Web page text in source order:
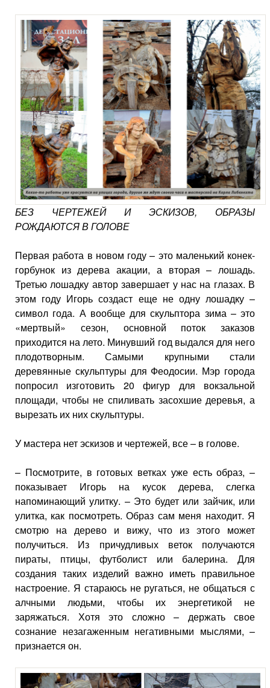
БЕЗ ЧЕРТЕЖЕЙ И ЭСКИЗОВ, ОБРАЗЫ
РОЖДАЮТСЯ В ГОЛОВЕ
Первая работа в новом году – это маленький конек-
горбунок из дерева акации, а вторая – лошадь.
Третью лошадку автор завершает у нас на глазах. В
этом году Игорь создаст еще не одну лошадку –
символ года. А вообще для скульптора зима – это
«мертвый» сезон, основной поток заказов
приходится на лето. Минувший год выдался для него
плодотворным. Самыми крупными стали
деревянные скульптуры для Феодосии. Мэр города
попросил изготовить 20 фигур для вокзальной
площади, чтобы не спиливать засохшие деревья, а
вырезать их них скульптуры.
У мастера нет эскизов и чертежей, все – в голове.
– Посмотрите, в готовых ветках уже есть образ, –
показывает Игорь на кусок дерева, слегка
напоминающий улитку. – Это будет или зайчик, или
улитка, как посмотреть. Образ сам меня находит. Я
смотрю на дерево и вижу, что из этого может
получиться. Из причудливых веток получаются
пираты, птицы, футболист или балерина. Для
создания таких изделий важно иметь правильное
настроение. Я стараюсь не ругаться, не общаться с
алчными людьми, чтобы их энергетикой не
заряжаться. Хотя это сложно – держать свое
сознание незагаженным негативными мыслями, –
признается он.